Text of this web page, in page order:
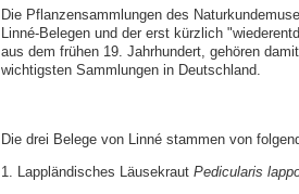
Die Pflanzensammlungen des
Linné-Belegen und der erst kürzlich
aus dem frühen 19. Jahrhundert, gehören
wichtigsten Sammlungen in Deutschland.
Die drei Belege von Linné stammen von
1. Lappländisches Läusekraut Pedicularis